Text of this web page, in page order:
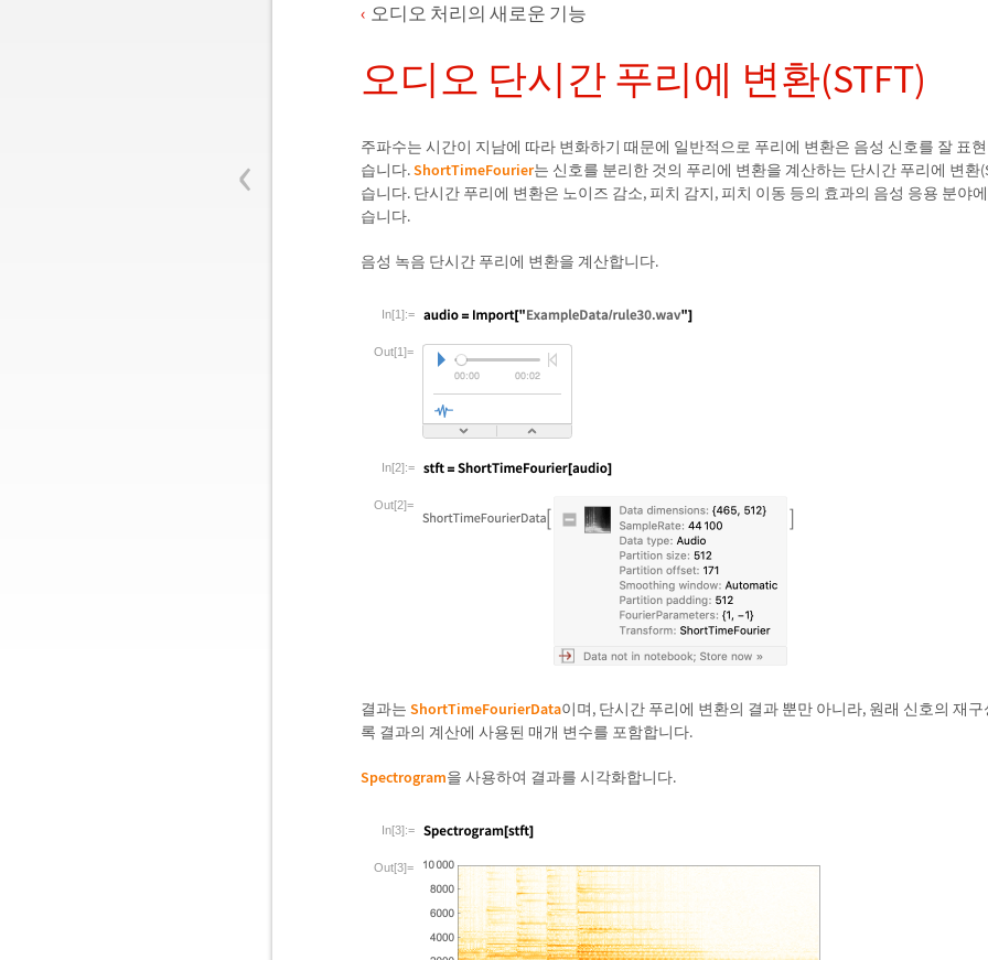
‹
오디오 처리의 새로운 기능
오디오 단시간 푸리에 변환(STFT)
주파수는 시간이 지남에 따라 변화하기 때문에 일반적으로 푸리에 변환은 음성 신호를 잘 표
습니다.ShortTimeFourier는 신호를 분리한 것의 푸리에 변환을 계산하는 단시간 푸리에 변환
습니다. 단시간 푸리에 변환은 노이즈 감소, 피치 감지, 피치 이동 등의 효과의 음성 응용 분야
습니다.
음성 녹음 단시간 푸리에 변환을 계산합니다.
In[1]:=
Out[1]=
In[2]:=
Out[2]=
결과는 ShortTimeFourierData이며, 단시간 푸리에 변환의 결과 뿐만 아니라, 원래 신호의 재
록 결과의 계산에 사용된 매개 변수를 포함합니다.
Spectrogram을 사용하여 결과를 시각화합니다.
In[3]:=
Out[3]=